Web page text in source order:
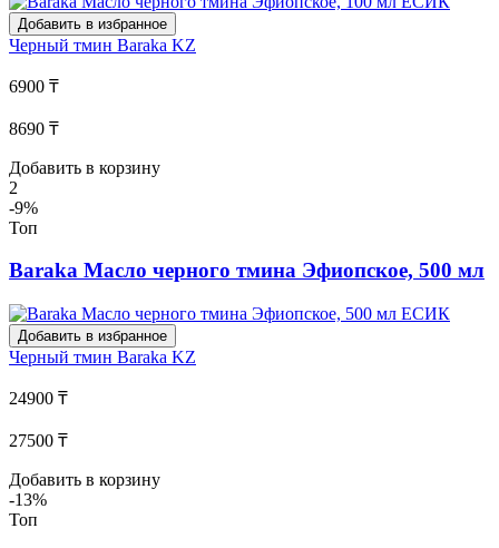
Добавить в избранное
Черный тмин Baraka KZ
6900 ₸
8690 ₸
Добавить в корзину
2
-9%
Топ
Baraka Масло черного тмина Эфиопское, 500 мл
Добавить в избранное
Черный тмин Baraka KZ
24900 ₸
27500 ₸
Добавить в корзину
-13%
Топ